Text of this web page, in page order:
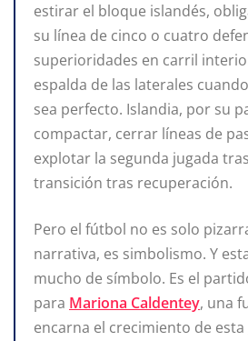
estirar el bloque islandés,
su línea de cinco o cuatro
superioridades en carril
espalda de las laterales
sea perfecto. Islandia, por su
compactar, cerrar líneas de
explotar la segunda jugada
transición tras recuperación.
Pero el fútbol no es solo
narrativa, es simbolismo. Y
mucho de símbolo. Es el
para Mariona Caldentey, una
encarna el crecimiento de